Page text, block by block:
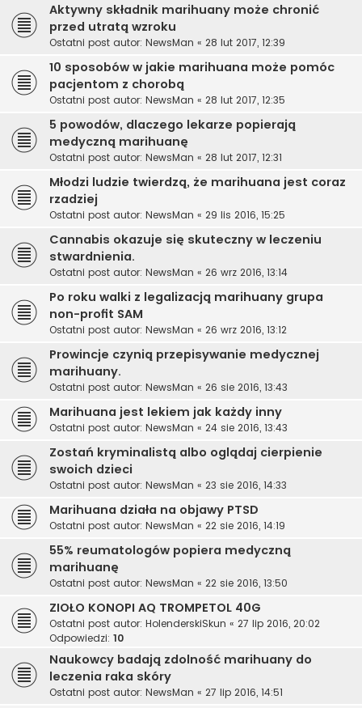
Aktywny składnik marihuany może chronić
przed utratą wzroku
Ostatni post autor: NewsMan « 28 lut 2017, 12:39
10 sposobów w jakie marihuana może pomóc
pacjentom z chorobą
Ostatni post autor: NewsMan « 28 lut 2017, 12:35
5 powodów, dlaczego lekarze popierają
medyczną marihuanę
Ostatni post autor: NewsMan « 28 lut 2017, 12:31
Młodzi ludzie twierdzą, że marihuana jest coraz
rzadziej
Ostatni post autor: NewsMan « 29 lis 2016, 15:25
Cannabis okazuje się skuteczny w leczeniu
stwardnienia.
Ostatni post autor: NewsMan « 26 wrz 2016, 13:14
Po roku walki z legalizacją marihuany grupa
non-profit SAM
Ostatni post autor: NewsMan « 26 wrz 2016, 13:12
Prowincje czynią przepisywanie medycznej
marihuany.
Ostatni post autor: NewsMan « 26 sie 2016, 13:43
Marihuana jest lekiem jak każdy inny
Ostatni post autor: NewsMan « 24 sie 2016, 13:43
Zostań kryminalistą albo oglądaj cierpienie
swoich dzieci
Ostatni post autor: NewsMan « 23 sie 2016, 14:33
Marihuana działa na objawy PTSD
Ostatni post autor: NewsMan « 22 sie 2016, 14:19
55% reumatologów popiera medyczną
marihuanę
Ostatni post autor: NewsMan « 22 sie 2016, 13:50
ZIOŁO KONOPI AQ TROMPETOL 40G
Ostatni post autor: HolenderskiSkun « 27 lip 2016, 20:02
Odpowiedzi: 10
Naukowcy badają zdolność marihuany do
leczenia raka skóry
Ostatni post autor: NewsMan « 27 lip 2016, 14:51